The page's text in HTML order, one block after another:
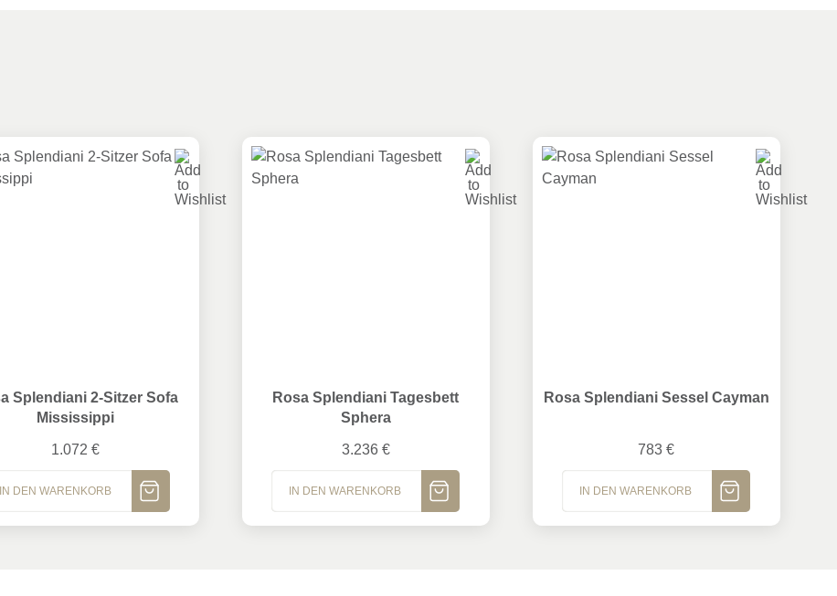
Splendiani 2-Sitzer Sofa
Mississippi
1.072€
IN DEN WARENKORB
Rosa Splendiani Tagesbett
Sphera
3.236 €
IN DEN WARENKORB
Rosa Splendiani Sessel Cayman
783€
IN DEN WARENKORB